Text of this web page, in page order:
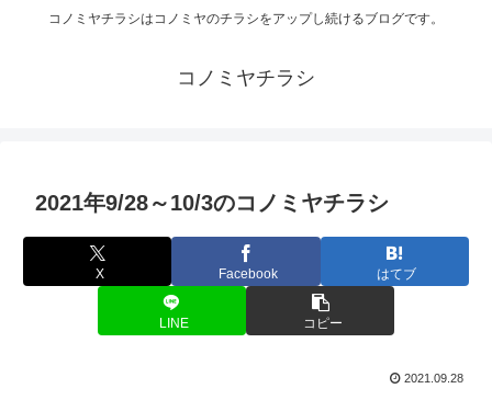
コノミヤチラシはコノミヤのチラシをアップし続けるブログです。
コノミヤチラシ
2021年9/28～10/3のコノミヤチラシ
X Facebook はてブ
LINE コピー
2021.09.28